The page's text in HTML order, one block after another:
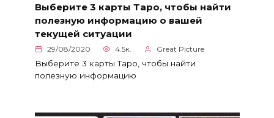
Выберите 3 карты Таро, чтобы найти
полезную информацию о вашей
текущей ситуации
29/08/2020 4.5к. Great Picture
Выберите 3 карты Таро, чтобы найти
полезную информацию